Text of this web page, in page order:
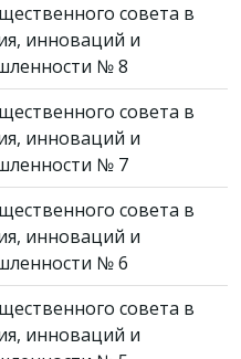
совета в
инноваций и
№ 8
совета в
инноваций и
№ 7
совета в
инноваций и
№ 6
совета в
инноваций и